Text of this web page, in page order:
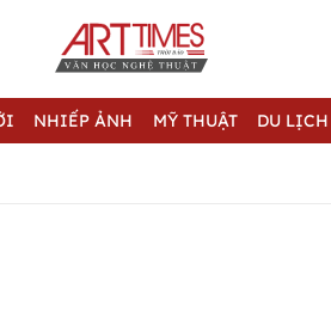
NHIẾP ẢNH MỸ THUẬT DU LỊCH